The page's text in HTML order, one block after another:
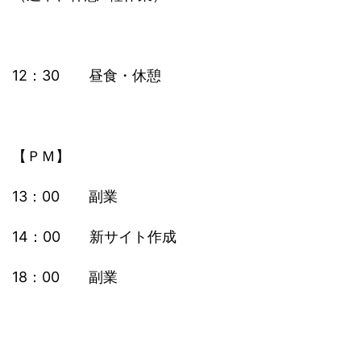
12：30 昼食・休憩
【ＰＭ】
13：00 副業
14：00 新サイト作成
18：00 副業